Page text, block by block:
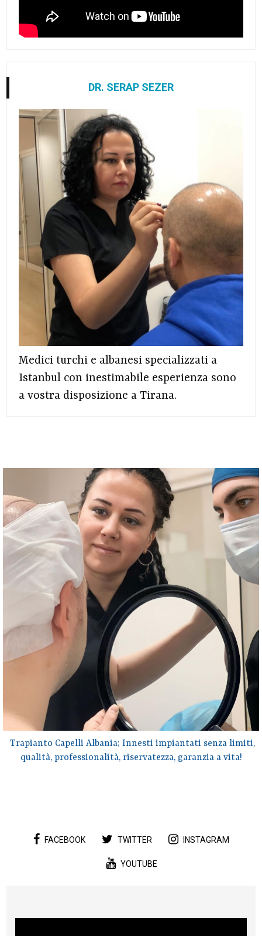
DR. SERAP SEZER
Medici turchi e albanesi specializzati a
Istanbul con inestimabile esperienza sono
a vostra disposizione a Tirana.
Trapianto Capelli Albania; Innesti impiantati senza limiti,
qualità, professionalità, riservatezza, garanzia a vita!
FACEBOOK TWITTER INSTAGRAM
YOUTUBE